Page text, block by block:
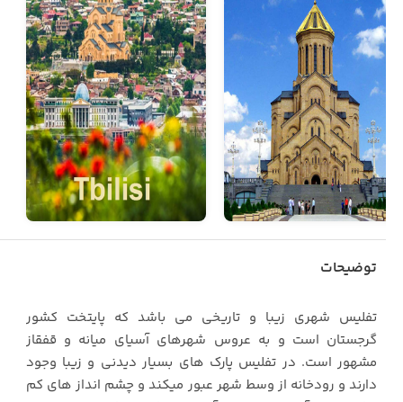
توضیحات
تفلیس شهری زیبا و تاریخی می باشد که پایتخت کشور
گرجستان است و به عروس شهرهای آسیای میانه و قفقاز
مشهور است. در تفلیس پارک های بسیار دیدنی و زیبا وجود
دارند و رودخانه از وسط شهر عبور میکند و چشم انداز های کم